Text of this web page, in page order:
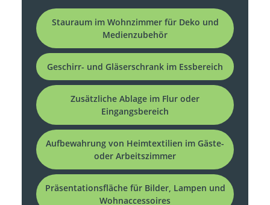
Stauraum im Wohnzimmer für Deko und
Medienzubehör
Geschirr- und Gläserschrank im Essbereich
Zusätzliche Ablage im Flur oder
Eingangsbereich
Aufbewahrung von Heimtextilien im Gäste-
oder Arbeitszimmer
Präsentationsfläche für Bilder, Lampen und
Wohnaccessoires